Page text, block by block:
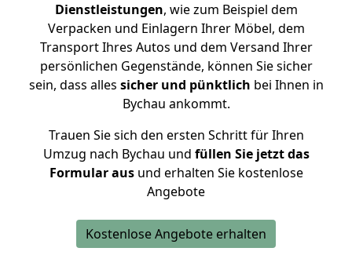
Dienstleistungen, wie zum Beispiel dem
Verpacken und Einlagern Ihrer Möbel, dem
Transport Ihres Autos und dem Versand Ihrer
persönlichen Gegenstände, können Sie sicher
sein, dass alles sicher und pünktlich bei Ihnen in
Bychau ankommt.
Trauen Sie sich den ersten Schritt für Ihren
Umzug nach Bychau und füllen Sie jetzt das
Formular ausund erhalten Sie kostenlose
Angebote
Kostenlose Angebote erhalten